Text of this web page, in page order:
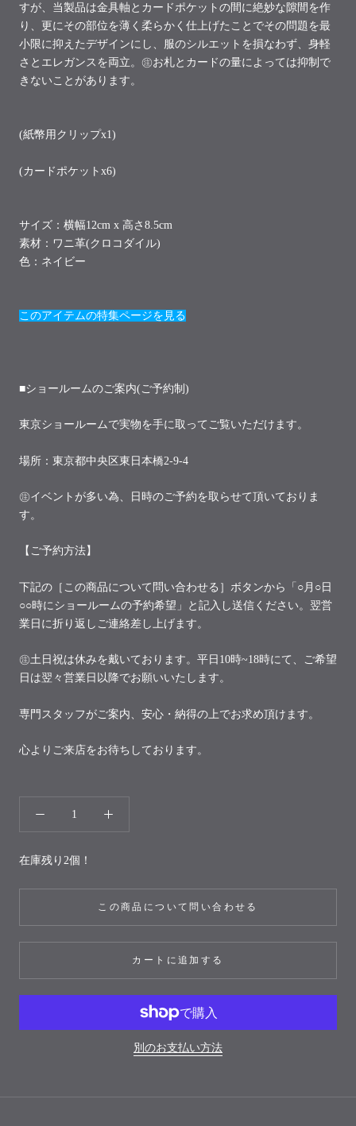
すが、当製品は金具軸とカードポケットの間に絶妙な隙間を作
り、更にその部位を薄く柔らかく仕上げたことでその問題を最
小限に抑えたデザインにし、服のシルエットを損なわず、身軽
さとエレガンスを両立。㊟お札とカードの量によっては抑制で
きないことがあります。
(紙幣用クリップx1)
(カードポケットx6)
サイズ： 横幅12cm x 高さ8.5cm
素材：ワニ革(クロコダイル)
色：ネイビー
このアイテムの特集ページを見る
■ショールームのご案内(ご予約制)
東京ショールームで実物を手に取ってご覧いただけます。
場所：東京都中央区東日本橋2-9-4
㊟イベントが多い為、日時のご予約を取らせて頂いておりま
す。
【ご予約方法】
下記の［この商品について問い合わせる］ボタンから「○月○日
○○時にショールームの予約希望」と記入し送信ください。翌営
業日に折り返しご連絡差し上げます。
㊟土日祝は休みを戴いております。平日10時~18時にて、ご希望
日は翌々営業日以降でお願いいたします。
専門スタッフがご案内、安心・納得の上でお求め頂けます。
心よりご来店をお待ちしております。
在庫残り2個！
この商品について問い合わせる
カートに追加する
別のお支払い方法